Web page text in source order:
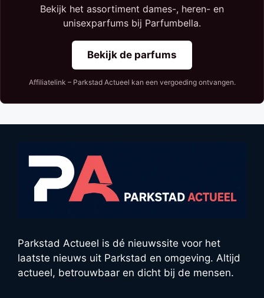
Bekijk het assortiment dames-, heren- en
unisexparfums bij Parfumbella.
Bekijk de parfums
Affiliatelink – Parkstad Actueel kan een vergoeding ontvangen.
Parkstad Actueel is dé nieuwssite voor het
laatste nieuws uit Parkstad en omgeving. Altijd
actueel, betrouwbaar en dicht bij de mensen.